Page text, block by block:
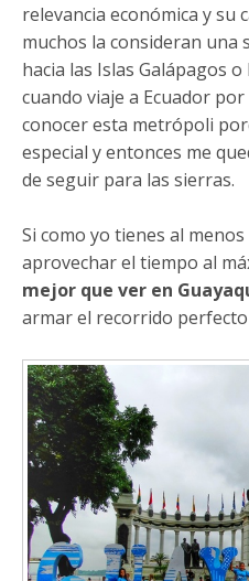
relevancia económica y su
muchos la consideran una
hacia las Islas Galápagos o
cuando viaje a Ecuador
conocer esta metrópoli
especial y entonces me
de seguir para las sierras.
Si como yo tienes al
aprovechar el tiempo al
mejor que ver en
armar el recorrido